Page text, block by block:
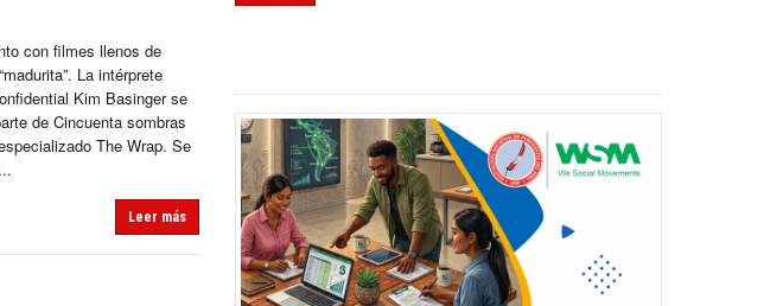
con filmes llenos de
La intérprete
Kim Basinger se
de Cincuenta sombras
The Wrap. Se
Leer más